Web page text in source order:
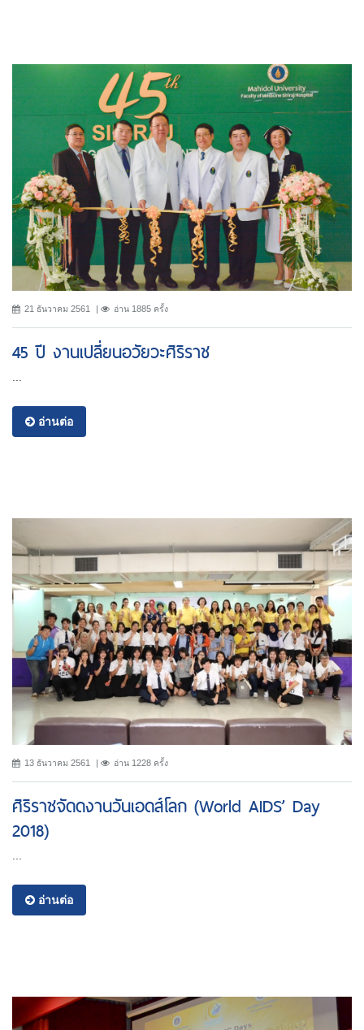
21 ธันวาคม 2561 อ่าน 1885 ครั้ง
45 ปี งานเปลี่ยนอวัยวะศิริราช
อ่านต่อ
13 ธันวาคม 2561 อ่าน 1228 ครั้ง
ศิริราชจัดดงานวันเอดส์โลก (World AIDS’ Day
2018)
...
อ่านต่อ